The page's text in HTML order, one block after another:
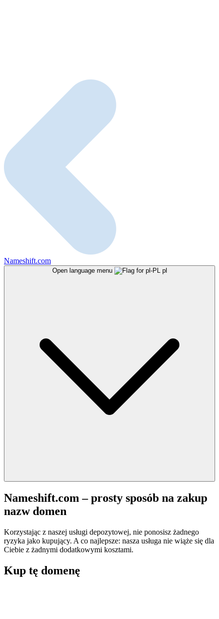
Nameshift.com
Open language menu pl
Nameshift.com – prosty sposób na zakup
nazw domen
Korzystając z naszej usługi depozytowej, nie ponosisz żadnego
ryzyka jako kupujący. A co najlepsze: nasza usługa nie wiąże się dla
Ciebie z żadnymi dodatkowymi kosztami.
Kup tę domenę